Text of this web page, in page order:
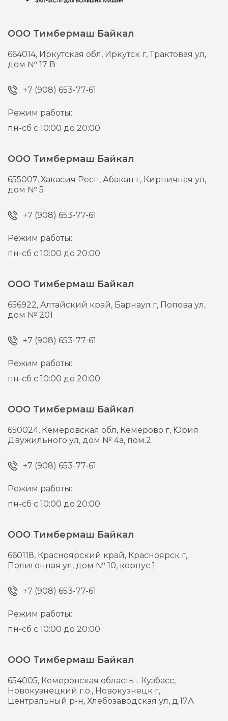
ООО Тимбермаш Байкал
664014, Иркутская обл, Иркутск г,Трактовая ул,
дом № 17 В
+7 (908) 653-77-61
Режим работы:
пн-сб с 10:00 до 20:00
ООО Тимбермаш Байкал
655007,Хакасия Респ, Абакан г, Кирпичная ул,
дом № 5
+7 (908) 653-77-61
Режим работы:
пн-сб с 10:00 до 20:00
ООО Тимбермаш Байкал
656922,Алтайский край, Барнаул г, Попова ул,
дом № 201
+7 (908) 653-77-61
Режим работы:
пн-сб с 10:00 до 20:00
ООО Тимбермаш Байкал
650024, Кемеровская обл, Кемерово г, Юрия
Двужильного ул, дом № 4а, пом.2
+7 (908) 653-77-61
Режим работы:
пн-сб с 10:00 до 20:00
ООО Тимбермаш Байкал
660118, Красноярский край, Красноярск г,
Полигонная ул, дом № 10, корпус 1
+7 (908) 653-77-61
Режим работы:
пн-сб с 10:00 до 20:00
ООО Тимбермаш Байкал
654005, Кемеровская область - Кузбасс,
Новокузнецкий г.о., Новокузнецк г,
Центральный р-н, Хлебозаводская ул, д.17А